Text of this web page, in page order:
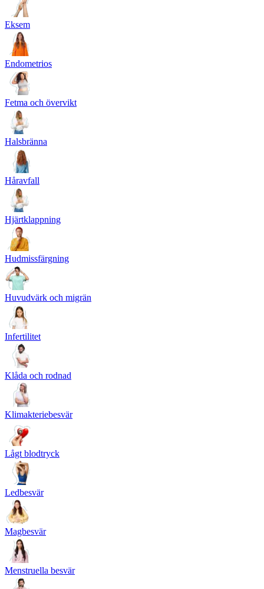
Eksem
Endometrios
Fetma och övervikt
Halsbränna
Håravfall
Hjärtklappning
Hudmissfärgning
Huvudvärk och migrän
Infertilitet
Klåda och rodnad
Klimakteriebesvär
Lågt blodtryck
Ledbesvär
Magbesvär
Menstruella besvär